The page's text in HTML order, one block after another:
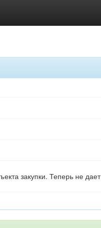
закупки. Теперь не дает